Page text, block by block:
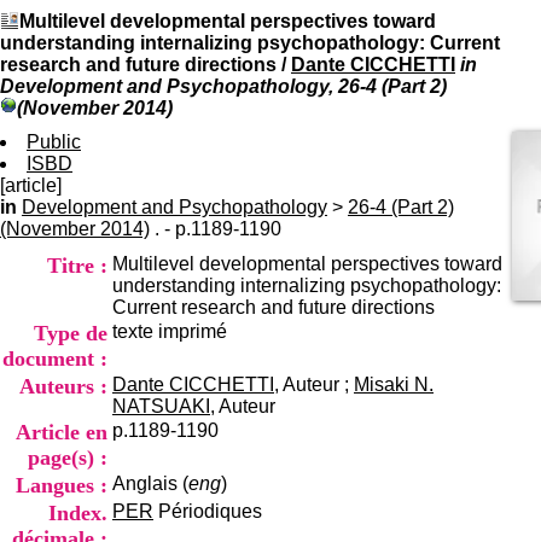
du CRA Rhône-Alpes
Centre Hospitalier le Vinatier
bât 211
95, Bd Pinel
69678 Bron Cedex
Tél:+33(0)4 37 91 54 65
Mail
Multilevel developmental perspectives toward
understanding internalizing psychopathology: Current
research and future directions / Dante CICCHETTI in
Development and Psychopathology, 26-4 (Part 2)
(November 2014)
Public
ISBD
[article]
in Development and Psychopathology > 26-4 (Part 2)
(November 2014) . - p.1189-1190
Titre : Multilevel developmental perspectives toward
understanding internalizing psychopathology:
Current research and future directions
Type de
document :
texte imprimé
Auteurs : Dante CICCHETTI , Auteur ; Misaki N.
NATSUAKI , Auteur
Article en
page(s) :
p.1189-1190
Langues : Anglais (eng)
Index. PER Périodiques
n
f
o
r
o
n
t
d
e
D
c
u
m
e
t
a